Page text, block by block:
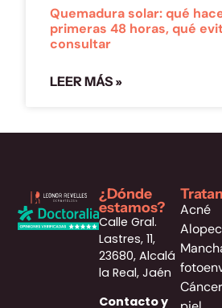
Quemadura solar: qué
primeras 48 horas, qué
consultar
LEER MÁS »
¿Dónde
estamos?
Calle Gral.
Lastres, 11,
23680, Alcalá
la Real, Jaén
Contacto y
Acné